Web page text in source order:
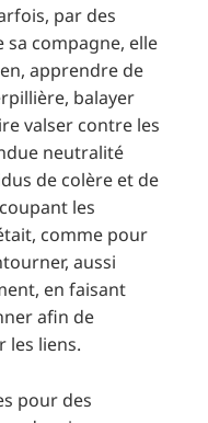
par des
sa compagne, elle
apprendre de
balayer
valser contre les
neutralité
de colère et de
les
comme pour
aussi
en faisant
afin de
les liens.
pour des